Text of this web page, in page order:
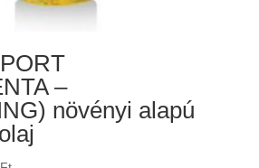
–
növényi alapú